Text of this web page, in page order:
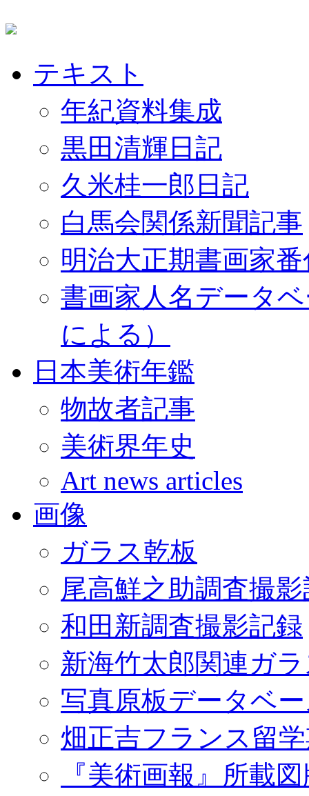
テキスト
年紀資料集成
黒田清輝日記
久米桂一郎日記
白馬会関係新聞記事
明治大正期書画家
書画家人名データ
による）
日本美術年鑑
物故者記事
美術界年史
Art news articles
画像
ガラス乾板
尾高鮮之助調査撮
和田新調査撮影記録
新海竹太郎関連ガ
写真原板データベ
畑正吉フランス留
『美術画報』所載